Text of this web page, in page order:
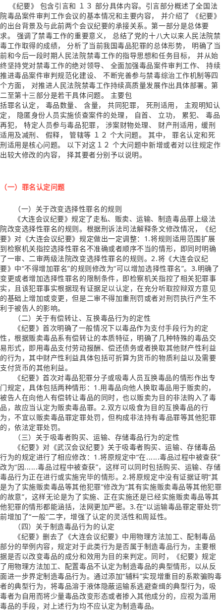
《纪要》 包含引言和 １３ 部分具体内容。 引言部分概述了全国法
院毒品案件审判工作会议的基本情况和主要内容， 并介绍了 《纪要》
的出台背景及与此前两个会议纪要的承接关系。第一部分是总体要
求。
强调了禁毒工作的重要意义， 总结了党的十八大以来人民法院禁
毒工作取得的成绩， 分析了当前我国毒品犯罪的总体形势， 明确了当
前和今后一段时期人民法院禁毒工作的指导思想和任务目标， 并从始
终坚持党对禁毒工作的绝对领导、 全面加强毒品案件审判工作、 持续
推进毒品案件审判规范化建设、 不断完善参与禁毒综治工作机制等四
个方面， 对推进人民法院禁毒工作持续高质量发展作出具体部署。第
二至第十三部分是若干具体问题。
主要包
括罪名认定， 毒品数量、 含量， 共同犯罪， 死刑适用， 主观明知认
定， 隐匿身份人员实施侦查案件的处理， 自首、 立功， 累犯、 毒品
再犯， 特定人员参与毒品犯罪， 涉案财物处理、 财产刑适用，缓刑
适用及减刑、 假释， 管辖等 １２ 个大问题。
其中， 罪名认定和死
刑适用是核心问题。
以下对这 １２ 个大问题中新增或者对以往规定作
出较大修改的内容， 择其要者分别予以说明。
（一）罪名认定问题
（一）关于改变选择性罪名的规则
《大连会议纪要》规定了走私、贩卖、运输、制造毒品罪上级法
院改变选择性罪名的规则。根据刑诉法司法解释条文修改情况，《纪
要》对《大连会议纪要》规定做出一定调整：1.将规则适用范围扩展
到检察机关指控选择性罪名不准确或者顺序不当的情形，即同时明确
了一审、二审两级法院改变选择性罪名的规则。2.将《大连会议纪
要》中“不得增加罪名”的规则修改为“可以增加选择性罪名”。3.明确了
变更或者增加选择性罪名的限制条件，即检察机关指控了相关犯罪事
实，且该犯罪事实根据现有证据足以认定，在充分听取控辩双方意见
的基础上增加或变更，但是二审不得加重刑罚或者对刑罚执行产生不
利于被告人的影响。
（二）关于有偿转让、互换毒品行为的定性
《纪要》首次明确了一般情况下以毒品作为支付手段行为的定
性，根据贩卖毒品系有偿转让的本质特征，明确了几种特殊的毒品交
易形式，即用毒品支付劳动报酬、偿还债务或者换取其他财产性利益
的行为，其中财产性利益具体包括可折算为货币的物质利益以及需要
支付货币的其他利益。
《纪要》首次对毒品犯罪分子或吸毒人员互换毒品的情形作出专
门规定，具体包括两种情形：1.用毒品向他人换取毒品用于贩卖的，
被告人在向他人有偿转让毒品的同时，也以贩卖为目的非法购入了毒
品，故应当认定为贩卖毒品罪。2.双方以吸食为目的互换毒品的行
为，不宜以贩卖毒品罪定罪处罚，但构成非法持有毒品罪等其他犯罪
的，依法定罪处罚。
（三）关于吸毒者购买、运输、存储毒品行为的定性
《纪要》对《武汉会议纪要》关于吸毒者购买、运输、存储毒品
行为的规定进行了相应修改：1.将原规定中“在......毒品过程中被查获”
改为“因......毒品过程中被查获”，这样可以同时包括购买、运输、存储
毒品行为正在进行或实施完毕的情形。2.将原规定中没有证据证明“其
是为了实施贩卖毒品等其他犯罪”修改为“其有实施贩卖毒品等其他犯罪
的故意”，这样无论是为了实施、正在实施还是已经实施贩卖毒品等其
他犯罪的情形都能涵括，法网更加严密。3.在“以运输毒品罪定罪处罚”
前增加了“一般”二字，增强了认定的灵活性和周延性。
（四）关于制造毒品行为的认定
《纪要》删去了《大连会议纪要》中用物理方法加工、配制毒品
部分的举例内容，规定对于此类行为是否属于制造毒品行为，主要根
据是否以改变毒品的成分和效用为目的来判定。同时，《纪要》规定
了用物理方法加工、配置毒品不认定为制造毒品的典型情形，以从反
面进一步界定制造毒品行为。通过添加“辅料”实现增重目的系欺骗购毒
者的典型行为，将毒品溶于液体隐蔽运输系逃避查缉的典型行为，吸
毒者为自用而将少量毒品改变形态或者掺入其他成分的，应视为滥用
毒品的手段，对上述行为均不应认定为制造毒品。